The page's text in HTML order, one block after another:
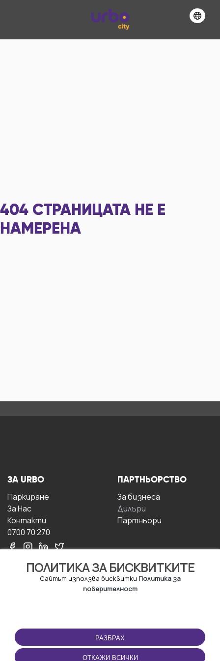
404 СТРАНИЦАТА НЕ Е
НАМЕРЕНА
ПОЛИТИКА ЗА БИСКВИТКИТЕ
Сайтът използва бисквитки Политика за
поверителност
РАЗБРАХ
ОТКАЖИ ВСИЧКИ
ЗА URBO
Паркиране
За Hас
Контакти
0700 70 270
ПАРТНЬОРСТВО
За бизнесa
Дилъри
Партньори
ПОЛЗВАНЕ
Правила и условия за
ползване
ПРИЛОЖЕНИЕТО